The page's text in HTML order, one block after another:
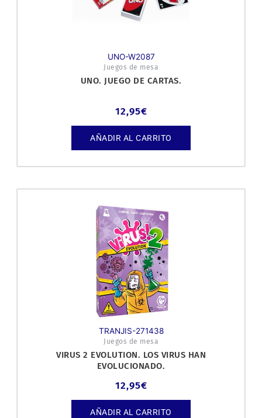
UNO-W2087
Juegos de mesa
UNO. JUEGO DE CARTAS.
12,95€
AÑADIR AL CARRITO
TRANJIS-271438
Juegos de mesa
VIRUS 2 EVOLUTION. LOS VIRUS HAN
EVOLUCIONADO.
12,95€
AÑADIR AL CARRITO